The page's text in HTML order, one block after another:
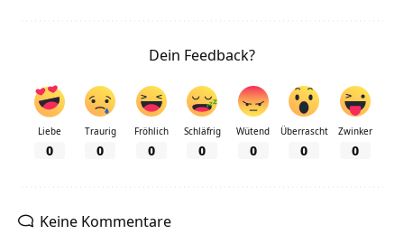
Dein Feedback?
Liebe
0
Traurig
0
Fröhlich
0
Schläfrig
0
Wütend
0
Überrascht
0
Zwinker
0
Keine Kommentare